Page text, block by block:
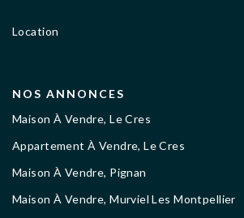
Location
NOS ANNONCES
Maison À Vendre, Le Cres
Appartement À Vendre, Le Cres
Maison À Vendre, Pignan
Maison À Vendre, Murviel Les Montpellier